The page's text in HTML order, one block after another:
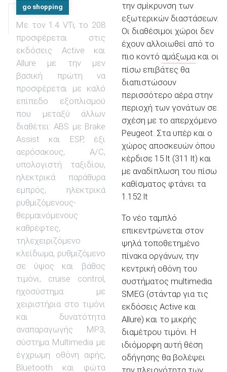
go shopping
Με τον 1.4 VTi, το 208
προσφέρεται στις
εκδόσεις Active και
Allure με την μεν
βασική πρώτη να
προσφέρεται με καλό
επίπεδο εξοπλισμού
που μεταξύ άλλων
διαθέτει: ABS με Brake
Assist και ESP, έξι
αερόσακους, A/C,
υπολογιστή ταξιδίου,
ηλεκτρικά παράθυρα
εμπρός, ηλεκτρικά
ρυθμιζόμενους-
θερμαινόμενους
καθρέφτες,
τηλεχειριζόμενο
κλείδωμα, ρυθμιζόμενο
σε ύψος και βάθος
τιμόνι, cruise control,
ηχοσύστημα με
χειριστήρια στο τιμόνι
και δυνατότητα
αναπαραγωγής MP3,
σύστημα Multimedia με
έγχρωμη οθόνη αφής,
Bluetooth και φώτα
την σμίκρυνση των
εξωτερικών διαστάσεων.
Οι διαθέσιμοι χώροι δεν
έχουν αλλοιωθεί από το
πιο κοντό αμάξωμακαι οι
πίσω επιβάτες θα
διαπιστώσουν
περισσότερο αέρα στην
περιοχή των γονάτων σε
σχέση με το απερχόμενο
Peugeot. Στα υπέρ και ο
χώρος αποσκευών όπου
κέρδισε 15 lt (311 lt) και
με αναδίπλωση του πίσω
καθίσματος φτάνει τα
1.152 lt
Το νέο ταμπλό
επικεντρώνεται στον
ψηλά τοποθετημένο
πίνακα οργάνων, την
κεντρική οθόνη του
συστήματος multimediα
SMEG (στάνταρ για τις
εκδόσεις Active και
Allure) και το μικρής
διαμέτρου τιμόνι. Η
ιδιόμορφη αυτή θέση
οδήγησης θα βολέψει
την πλειονότητα των